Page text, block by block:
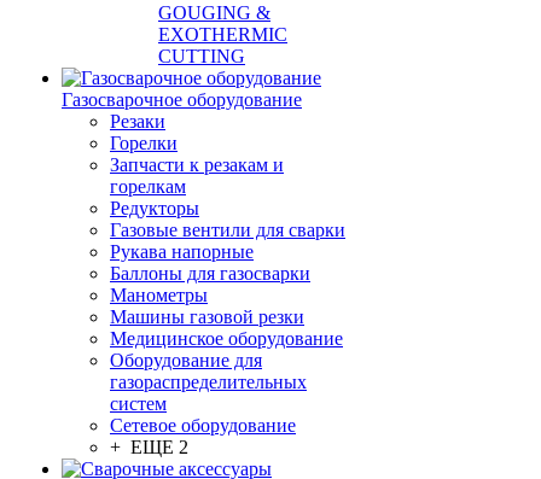
GOUGING &
EXOTHERMIC
CUTTING
Газосварочное оборудование
Резаки
Горелки
Запчасти к резакам и
горелкам
Редукторы
Газовые вентили для сварки
Рукава напорные
Баллоны для газосварки
Манометры
Машины газовой резки
Медицинское оборудование
Оборудование для
газораспределительных
систем
Сетевое оборудование
+ ЕЩЕ 2